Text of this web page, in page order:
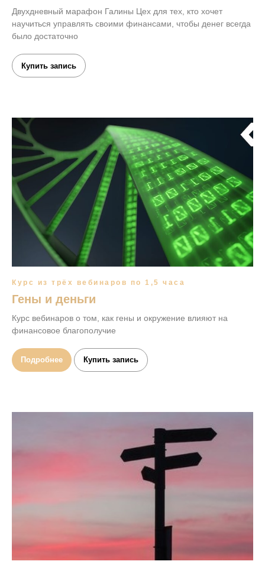
Двухдневный марафон Галины Цех для тех, кто хочет
научиться управлять своими финансами, чтобы денег всегда
было достаточно
Купить запись
Курс из трёх вебинаров по 1,5 часа
Гены и деньги
Курс вебинаров о том, как гены и окружение влияют на
финансовое благополучие
Подробнее Купить запись